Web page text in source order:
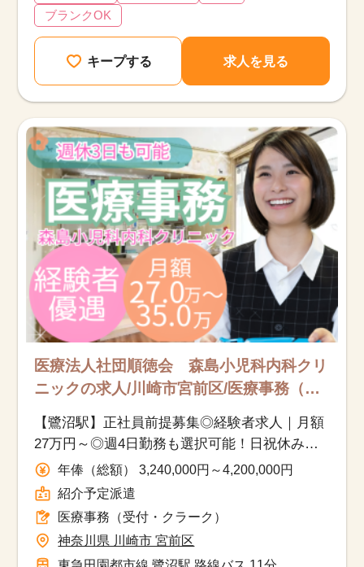
ブランクOK
キープする 求人を見る
医療法人社団順徳会 森島小児科内科クリ
ニックの求人/川崎市宮前区/医療事務（受
付・クラーク）/紹介予定派遣
【鷺沼駅】正社員前提募集◎経験者求人｜月額
27万円～◎週4日勤務も選択可能！日祝休み＋
年末年始｜自転車通勤可能◎
年俸（総額） 3,240,000円～4,200,000円
紹介予定派遣
医療事務（受付・クラーク）
神奈川県 川崎市 宮前区